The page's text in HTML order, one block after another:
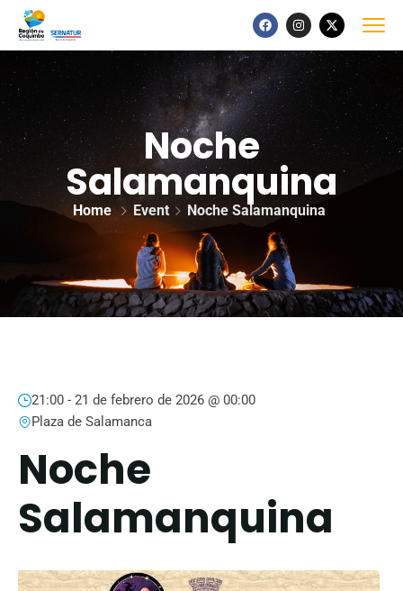
Noche
Salamanquina
Home Event Noche Salamanquina
21:00 - 21 de febrero de 2026 @ 00:00
Plaza de Salamanca
Noche
Salamanquina